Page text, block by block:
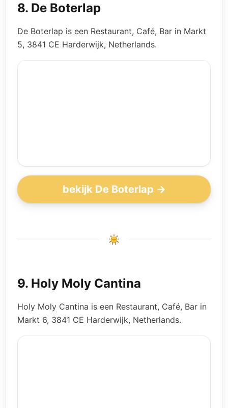
8. De Boterlap
De Boterlap is een Restaurant, Café, Bar in Markt
5, 3841 CE Harderwijk, Netherlands.
bekijk De Boterlap →
9. Holy Moly Cantina
Holy Moly Cantina is een Restaurant, Café, Bar in
Markt 6, 3841 CE Harderwijk, Netherlands.